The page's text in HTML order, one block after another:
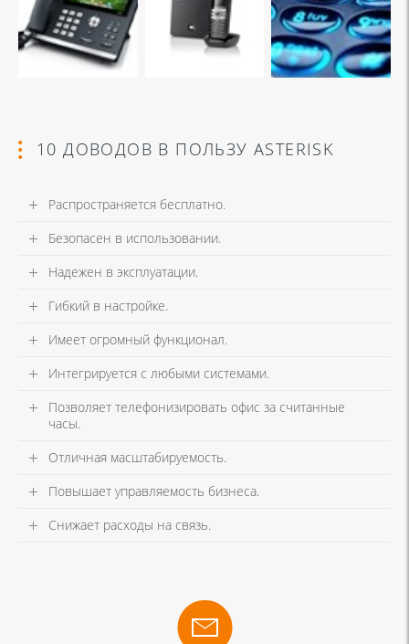
10 ДОВОДОВ В ПОЛЬЗУ ASTERISK
Распространяется бесплатно.
Безопасен в использовании.
Надежен в эксплуатации.
Гибкий в настройке.
Имеет огромный функционал.
Интегрируется с любыми системами.
Позволяет телефонизировать офис за считанные
часы.
Отличная масштабируемость.
Повышает управляемость бизнеса.
Снижает расходы на связь.